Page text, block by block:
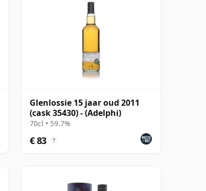
Glenlossie 15 jaar oud 2011
(cask 35430) - (Adelphi)
70cl • 59.7%
€ 83 ?